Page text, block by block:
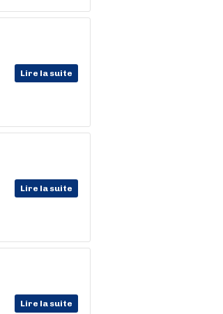
Lire la suite
Lire la suite
Lire la suite